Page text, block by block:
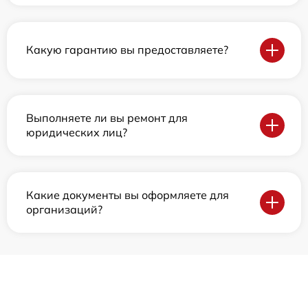
Какую гарантию вы предоставляете?
Выполняете ли вы ремонт для
юридических лиц?
Какие документы вы оформляете для
организаций?